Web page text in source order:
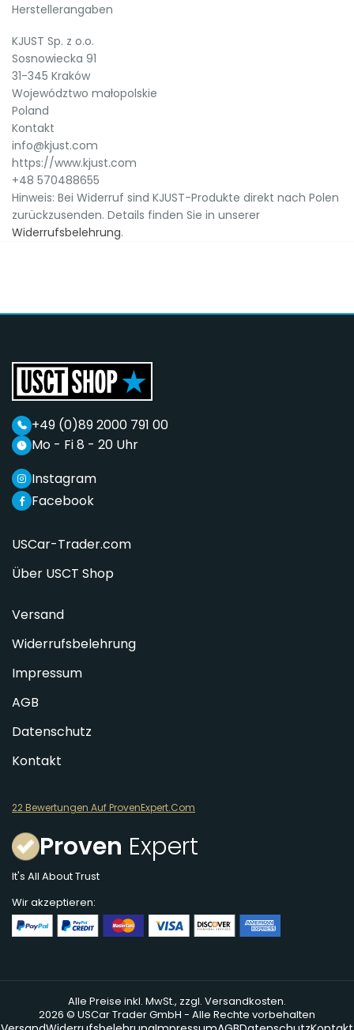
Herstellerangaben
KJUST Sp. z o.o.
Sosnowiecka 91
31-345 Kraków
Województwo małopolskie
Poland
Kontakt
info@kjust.com
https://www.kjust.com
+48 570488655
Hinweis: Bei Widerruf sind KJUST-Produkte direkt nach Polen
zurückzusenden. Details finden Sie in unserer
Widerrufsbelehrung.
+49 (0)89 2000 791 00
Mo - Fi 8 - 20 Uhr
Facebook
Instagram
USCar-Trader.com
Über USCT Shop
Versand
Widerrufsbelehrung
Impressum
AGB
Datenschutz
Kontakt
22 Bewertungen Auf ProvenExpert.Com
Proven Expert
It's All About Trust
Wir akzeptieren:
Alle Preise inkl. MwSt., zzgl. Versandkosten.
2026 © USCar Trader GmbH - Alle Rechte vorbehalten